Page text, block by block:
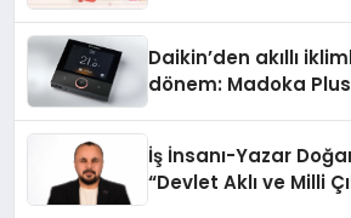
Daikin’den akıllı
dönem: Madoka
İş İnsanı-Yazar
“Devlet Aklı ve Milli